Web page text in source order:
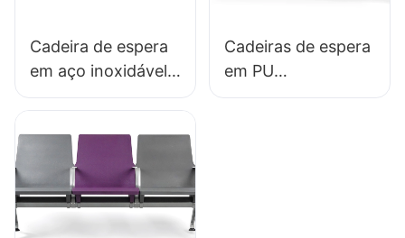
Cadeira de espera
em aço inoxidável
de baixo custo
para diversos
espaços públicos.
Cadeiras de espera
em PU
antibacteriano com